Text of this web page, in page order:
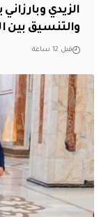
الزيدي
والتنسيق بين
قبل 12 ساعة